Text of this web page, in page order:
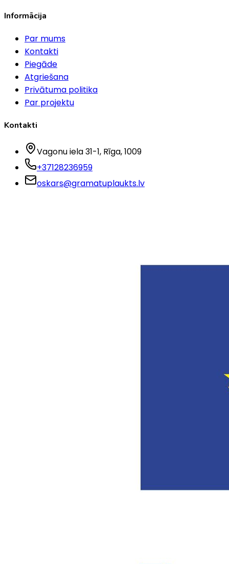
Informācija
Par mums
Kontakti
Piegāde
Atgriešana
Privātuma politika
Par projektu
Kontakti
Vagonu iela 31-1, Rīga, 1009
+37128236959
oskars@gramatuplaukts.lv